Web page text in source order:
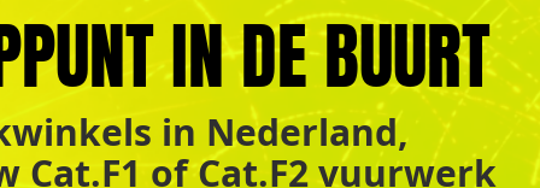
IN DE BUURT
in Nederland,
of Cat.F2 vuurwerk